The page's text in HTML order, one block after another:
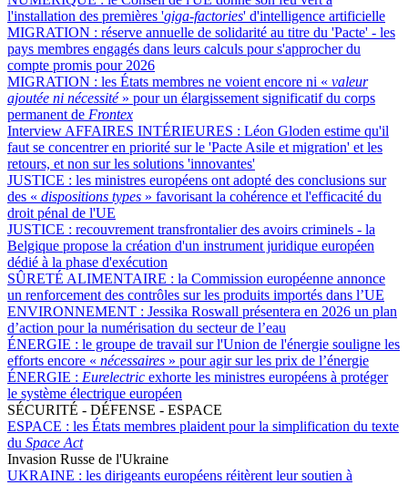
l'installation des premières 'giga-factories' d'intelligence artificielle
MIGRATION : réserve annuelle de solidarité au titre du 'Pacte' - les
pays membres engagés dans leurs calculs pour s'approcher du
compte promis pour 2026
MIGRATION : les États membres ne voient encore ni « valeur
ajoutée ni nécessité » pour un élargissement significatif du corps
permanent de Frontex
Interview AFFAIRES INTÉRIEURES : Léon Gloden estime qu'il
faut se concentrer en priorité sur le 'Pacte Asile et migration' et les
retours, et non sur les solutions 'innovantes'
JUSTICE : les ministres européens ont adopté des conclusions sur
des « dispositions types » favorisant la cohérence et l'efficacité du
droit pénal de l'UE
JUSTICE : recouvrement transfrontalier des avoirs criminels - la
Belgique propose la création d'un instrument juridique européen
dédié à la phase d'exécution
SÛRETÉ ALIMENTAIRE : la Commission européenne annonce
un renforcement des contrôles sur les produits importés dans l’UE
ENVIRONNEMENT : Jessika Roswall présentera en 2026 un plan
d’action pour la numérisation du secteur de l’eau
ÉNERGIE : le groupe de travail sur l'Union de l'énergie souligne les
efforts encore « nécessaires » pour agir sur les prix de l’énergie
ÉNERGIE : Eurelectric exhorte les ministres européens à protéger
le système électrique européen
SÉCURITÉ - DÉFENSE - ESPACE
ESPACE : les États membres plaident pour la simplification du texte
du Space Act
Invasion Russe de l'Ukraine
UKRAINE : les dirigeants européens réitèrent leur soutien à